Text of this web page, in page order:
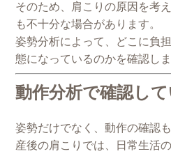
そのため、肩こりの原因を考
も不十分な場合があります。
姿勢分析によって、どこに負
態になっているのかを確認しま
動作分析で確認し
姿勢だけでなく、動作の確認も
産後の肩こりでは、日常生活